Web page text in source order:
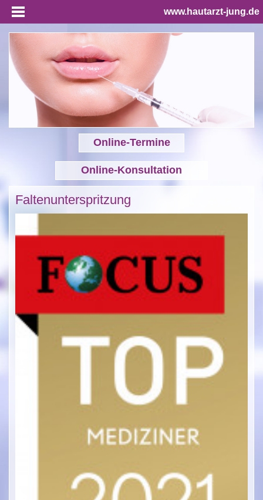
www.hautarzt-jung.de
Online-Termine
Online-Konsultation
Faltenunterspritzung